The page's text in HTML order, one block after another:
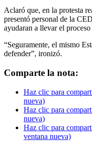
Aclaró que, en la protesta
presentó personal de la
ayudaran a llevar el proceso
“Seguramente, el mismo
defender”, ironizó.
Comparte la nota:
Haz clic para
nueva)
Haz clic para
nueva)
Haz clic para
ventana nueva)